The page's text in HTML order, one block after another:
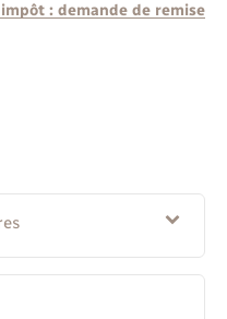
: demande de remise